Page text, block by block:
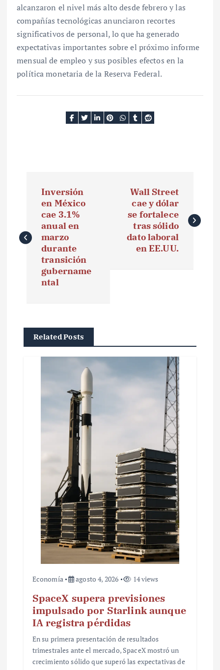
alcanzaron el nivel más alto desde febrero y las
compañías tecnológicas anunciaron recortes
significativos de personal, lo que ha generado
expectativas importantes sobre el próximo informe
mensual de empleo y sus posibles efectos en la
política monetaria de la Reserva Federal.
e
Inversión
en México
cae 3.1%
anual en
marzo
durante
transición
gubername
ntal
Wall Street
cae y dólar
se fortalece
tras sólido
dato laboral
en EE.UU.
Related Posts
Economía agosto 4, 2026 14 views
SpaceX supera previsiones
impulsado por Starlink aunque
IA registra pérdidas
En su primera presentación de resultados
trimestrales ante el mercado, SpaceX mostró un
crecimiento sólido que superó las expectativas de